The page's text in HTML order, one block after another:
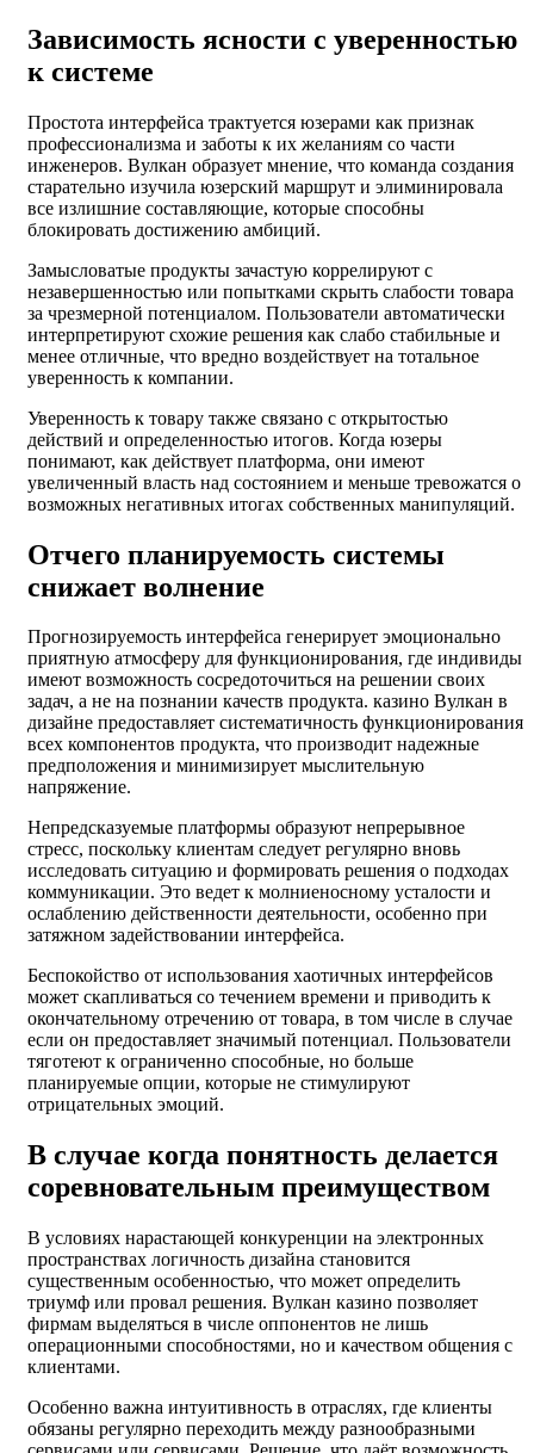
Зависимость ясности с уверенностью
к системе
Простота интерфейса трактуется юзерами как признак
профессионализма и заботы к их желаниям со части
инженеров. Вулкан образует мнение, что команда создания
старательно изучила юзерский маршрут и элиминировала
все излишние составляющие, которые способны
блокировать достижению амбиций.
Замысловатые продукты зачастую коррелируют с
незавершенностью или попытками скрыть слабости товара
за чрезмерной потенциалом. Пользователи автоматически
интерпретируют схожие решения как слабо стабильные и
менее отличные, что вредно воздействует на тотальное
уверенность к компании.
Уверенность к товару также связано с открытостью
действий и определенностью итогов. Когда юзеры
понимают, как действует платформа, они имеют
увеличенный власть над состоянием и меньше тревожатся о
возможных негативных итогах собственных манипуляций.
Отчего планируемость системы
снижает волнение
Прогнозируемость интерфейса генерирует эмоционально
приятную атмосферу для функционирования, где индивиды
имеют возможность сосредоточиться на решении своих
задач, а не на познании качеств продукта. казино Вулкан в
дизайне предоставляет систематичность функционирования
всех компонентов продукта, что производит надежные
предположения и минимизирует мыслительную
напряжение.
Непредсказуемые платформы образуют непрерывное
стресс, поскольку клиентам следует регулярно вновь
исследовать ситуацию и формировать решения о подходах
коммуникации. Это ведет к молниеносному усталости и
ослаблению действенности деятельности, особенно при
затяжном задействовании интерфейса.
Беспокойство от использования хаотичных интерфейсов
может скапливаться со течением времени и приводить к
окончательному отречению от товара, в том числе в случае
если он предоставляет значимый потенциал. Пользователи
тяготеют к ограниченно способные, но больше
планируемые опции, которые не стимулируют
отрицательных эмоций.
В случае когда понятность делается
соревновательным преимуществом
В условиях нарастающей конкуренции на электронных
пространствах логичность дизайна становится
существенным особенностью, что может определить
триумф или провал решения. Вулкан казино позволяет
фирмам выделяться в числе оппонентов не лишь
операционными способностями, но и качеством общения с
клиентами.
Особенно важна интуитивность в отраслях, где клиенты
обязаны регулярно переходить между разнообразными